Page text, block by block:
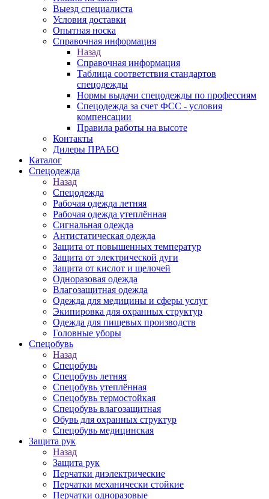
Выезд специалиста
Условия доставки
Опытная носка
Справочная информация
Назад
Справочная информация
Таблица соответствия стандартов
спецодежды
Нормы выдачи спецодежды по профессиям
Спецодежда за счет ФСС - условия
компенсации
Правила работы на высоте
Контакты
Дилеры ПРАБО
Каталог
Спецодежда
Назад
Спецодежда
Рабочая одежда летняя
Рабочая одежда утеплённая
Сигнальная одежда
Антистатическая одежда
Защита от повышенных температур
Защита от электрической дуги
Защита от кислот и щелочей
Одноразовая одежда
Влагозащитная одежда
Одежда для медицины и сферы услуг
Экипировка для охранных структур
Одежда для пищевых производств
Головные уборы
Спецобувь
Назад
Спецобувь
Спецобувь летняя
Спецобувь утеплённая
Спецобувь термостойкая
Спецобувь влагозащитная
Обувь для охранных структур
Спецобувь медицинская
Защита рук
Назад
Защита рук
Перчатки диэлектрические
Перчатки механически стойкие
Перчатки одноразовые